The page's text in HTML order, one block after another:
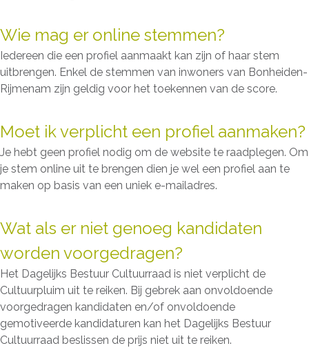
Wie mag er online stemmen?
Iedereen die een profiel aanmaakt kan zijn of haar stem
uitbrengen. Enkel de stemmen van inwoners van Bonheiden-
Rijmenam zijn geldig voor het toekennen van de score.
Moet ik verplicht een profiel aanmaken?
Je hebt geen profiel nodig om de website te raadplegen. Om
je stem online uit te brengen dien je wel een profiel aan te
maken op basis van een uniek e-mailadres.
Wat als er niet genoeg kandidaten
worden voorgedragen?
Het Dagelijks Bestuur Cultuurraad is niet verplicht de
Cultuurpluim uit te reiken. Bij gebrek aan onvoldoende
voorgedragen kandidaten en/of onvoldoende
gemotiveerde kandidaturen kan het Dagelijks Bestuur
Cultuurraad beslissen de prijs niet uit te reiken.